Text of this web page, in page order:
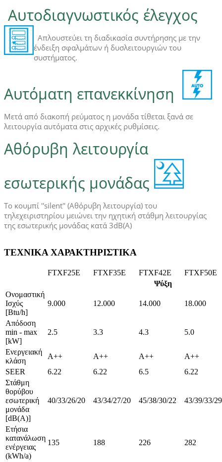
Αυτoδιαγνωστικός έλεγχος
Απλουστεύει τη διαδικασία συντήρησης με την
ένδειξη σφαλμάτων ή δυσλειτουργιών του
συστήματος.
Αυτόματη επανεκκίνηση
Μετά από διακοπή ρεύματος η μονάδα τίθεται ξανά σε
λειτουργία αυτόματα στις αρχικές ρυθμίσεις.
Αθόρυβη λειτουργία
εσωτερικής μονάδας
Το κουμπί ''silent'' (Αθόρυβη λειτουργία) του
τηλεχειριστηρίου μειώνει την ηχητική στάθμη λειτουργίας
της εσωτερικής μονάδας κατά 3dB(A)
ΤΕΧΝΙΚΑ ΧΑΡΑΚΤΗΡΙΣΤΙΚΑ
FTXF25E FTXF35E FTXF42E
FTXF50E
Ψύξη
Ονομαστική
Ισχύς
[Btu/h]
9.000 12.000 14.000 18.000
Απόδοση
min - max
[kW]
2.5 3.3 4.3 5.0
Ενεργειακή
κλάση
A++ A++ A++
A++
SEER
6.22 6.22 6.5
6.22
Στάθμη
θορύβου
εσωτερική
μονάδα
[dB(A)]
40/33/26/20 43/34/27/20 45/38/30/22 43/39/33/29
Ετήσια
κατανάλωση
ενέργειας
(kWh/a)
135 188 226 282